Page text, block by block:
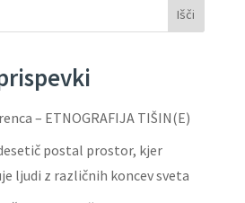
Išči
– ETNOGRAFIJA TIŠIN(E)
postal prostor, kjer
ljudi z različnih koncev sveta